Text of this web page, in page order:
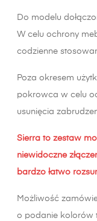
Do modelu
W celu ochrony
codzienne
Poza okresem
pokrowca w celu
usunięcia
Sierra to zestaw
niewidoczne
bardzo łatwo
Możliwość
o podanie kolorów